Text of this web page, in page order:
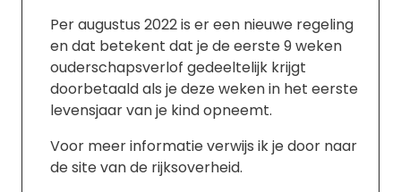
Per augustus 2022 is er een nieuwe regeling
en dat betekent dat je de eerste 9 weken
ouderschapsverlof gedeeltelijk krijgt
doorbetaald als je deze weken in het eerste
levensjaar van je kind opneemt.
Voor meer informatie verwijs ik je door naar
de site van de rijksoverheid.